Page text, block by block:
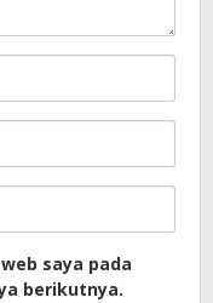
saya pada
berikutnya.